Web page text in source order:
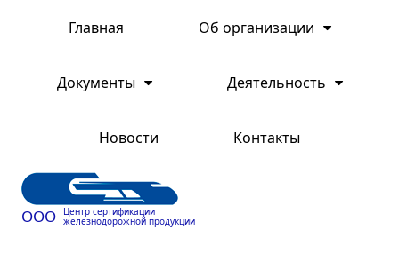
Главная Об организации
Документы Деятельность
Новости Контакты
ООО Центр сертификации
железнодорожной продукции